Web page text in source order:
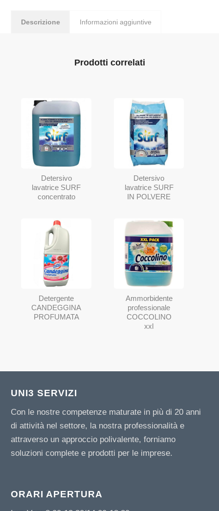
Descrizione Informazioni aggiuntive
Prodotti correlati
Detersivo
lavatrice SURF
concentrato
Detersivo
lavatrice SURF
IN POLVERE
Detergente
CANDEGGINA
PROFUMATA
Ammorbidente
professionale
COCCOLINO
xxl
UNI3 SERVIZI
Con le nostre competenze maturate in più di 20 anni
di attività nel settore, la nostra professionalità e
attraverso un approccio polivalente, forniamo
soluzioni complete e prodotti per le imprese.
ORARI APERTURA